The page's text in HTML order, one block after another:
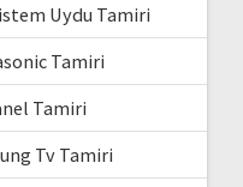
Uydu Tamiri
Tamiri
Tamiri
Tv Tamiri